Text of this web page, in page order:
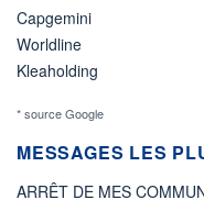
Capgemini
Worldline
Kleaholding
* source Google
MESSAGES LES
ARRÊT DE MES